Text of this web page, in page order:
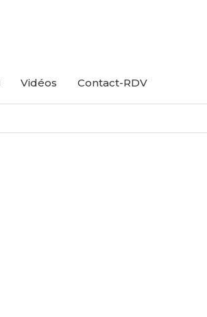
Vidéos Contact-RDV